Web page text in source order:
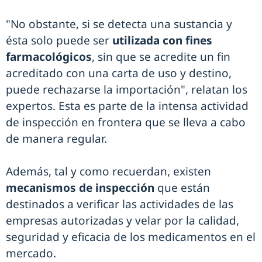
"No obstante, si se detecta una sustancia y
ésta solo puede ser utilizada con fines
farmacológicos, sin que se acredite un fin
acreditado con una carta de uso y destino,
puede rechazarse la importación", relatan los
expertos. Esta es parte de la intensa actividad
de inspección en frontera que se lleva a cabo
de manera regular.
Además, tal y como recuerdan, existen
mecanismos de inspección que están
destinados a verificar las actividades de las
empresas autorizadas y velar por la calidad,
seguridad y eficacia de los medicamentos en el
mercado.